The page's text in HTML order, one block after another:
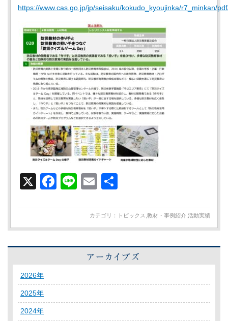
https://www.cas.go.jp/jp/seisaku/kokudo_kyoujinka/r7_minkan/
X Facebook
LineEmail
カテゴリ： トピックス 教材・事例紹介 活動実績
2026年
2025年
2024年